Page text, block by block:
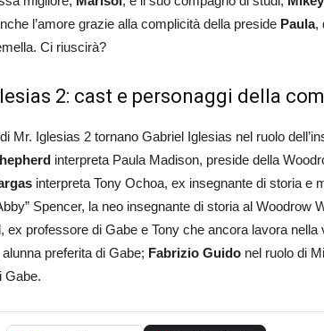
l’amore grazie alla complicità della preside Paula,
Ci riuscirà?
2: cast e personaggi della
Mr. Iglesias 2 tornano Gabriel Iglesias nel ruolo
interpreta Paula Madison, preside della
interpreta Tony Ochoa, ex insegnante di storia e
Spencer, la neo insegnante di storia al Woodrow
ex professore di Gabe e Tony che ancora lavora nella
preferita di Gabe; Fabrizio Guido nel ruolo di
Gabe.